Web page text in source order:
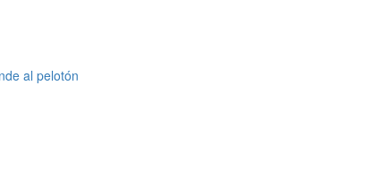
al pelotón